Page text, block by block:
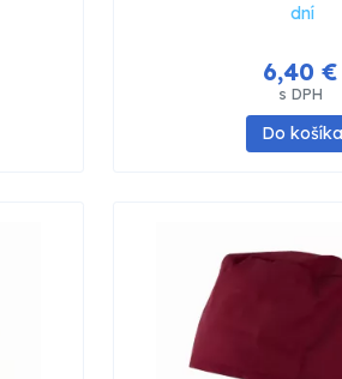
dní
6,40 €
s DPH
Do košíka